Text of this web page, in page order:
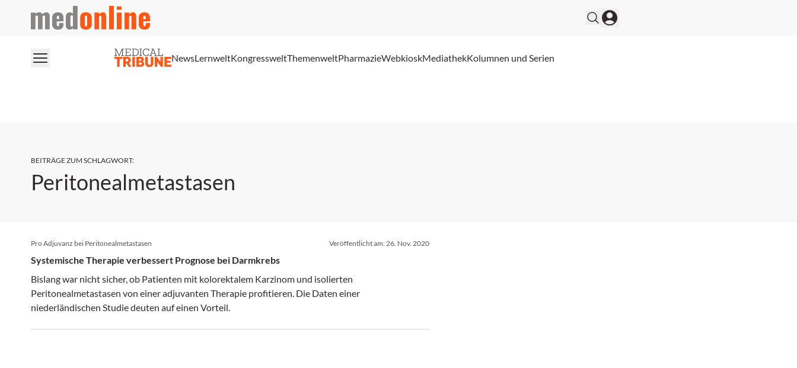
medonline
NewsLernweltKongressweltThemenweltPharmazieWebkioskMediathekKolumnen und Serien
BEITRÄGE ZUM SCHLAGWORT:
Peritonealmetastasen
Pro Adjuvanz bei Peritonealmetastasen Veröffentlicht am:26. Nov. 2020
Systemische Therapie verbessert Prognose bei Darmkrebs
Bislang war nicht sicher, ob Patienten mit kolorektalem Karzinom und isolierten
Peritonealmetastasen von einer adjuvanten Therapie profitieren. Die Daten einer
niederländischen Studie deuten auf einen Vorteil.